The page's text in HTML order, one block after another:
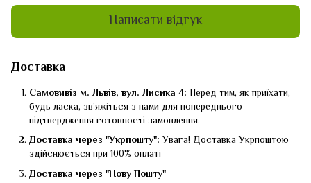
Написати відгук
Доставка
Самовивіз м. Львів, вул. Лисика 4: Перед тим, як приїхати,
будь ласка, зв'яжіться з нами для попереднього
підтвердження готовності замовлення.
Доставка через "Укрпошту":Увага! Доставка Укрпоштою
здійснюється при 100% оплаті
Доставка через "Нову Пошту"